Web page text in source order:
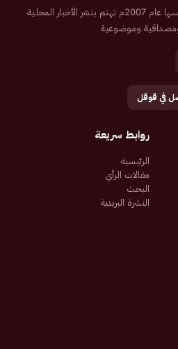
صحيفة إلكترونية سعودية تم تأسيسها عام 2007م تهتم بنشر الأخبار المحلية
ومصداقية وموضوعية
في قوقل
روابط سريعة
الرئيسية
مقالات الرأي
البحث
النشرة البريدية